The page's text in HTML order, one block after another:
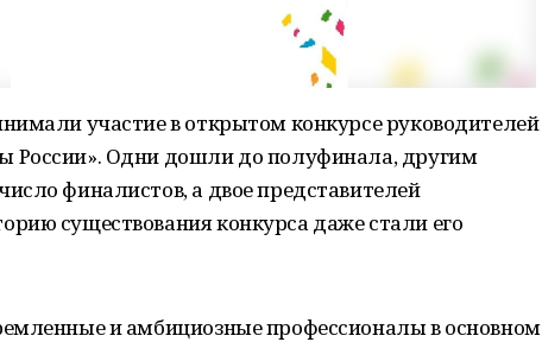
участие в открытом конкурсе руководителей
России». Одни дошли до полуфинала, другим
финалистов, а двое представителей
существования конкурса даже стали его
и амбициозные профессионалы в основном